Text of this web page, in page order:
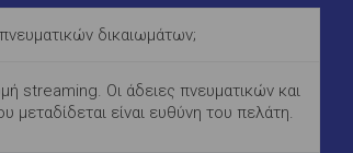
δικαιωμάτων;
streaming. Οι άδειες πνευματικών και
μεταδίδεται είναι ευθύνη του πελάτη.